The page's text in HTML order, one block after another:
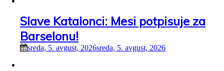
Slave Katalonci: Mesi potpisuje za
Barselonu!
sreda, 5. avgust, 2026sreda, 5. avgust, 2026